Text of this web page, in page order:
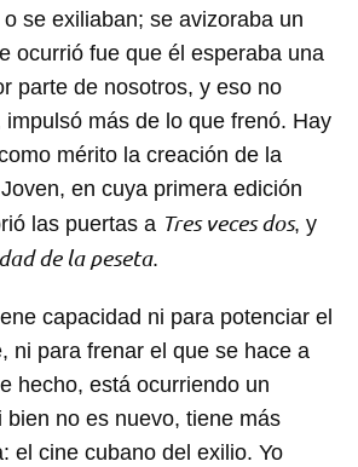
se exiliaban; se avizoraba un
ocurrió fue que él esperaba una
parte de nosotros, y eso no
más de lo que frenó. Hay
mérito la creación de la
en cuya primera edición
las puertas a Tres veces dos, y
de la peseta.
capacidad ni para potenciar el
ni para frenar el que se hace a
hecho, está ocurriendo un
bien no es nuevo, tiene más
el cine cubano del exilio. Yo